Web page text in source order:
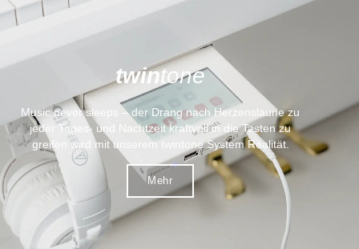
twintone
Music never sleeps – der Drang nach Herzenslaune zu
jeder Tages- und Nachtzeit kraftvoll in die Tasten zu
greifen wird mit unserem twintone System Realität.
Mehr